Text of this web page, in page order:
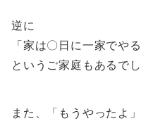
逆に
「家は〇日に一家でやる
というご家庭もあるでし
また、「もうやったよ